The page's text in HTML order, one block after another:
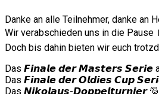
Danke an alle Teilnehmer, danke an
Wir verabschieden uns in die
Doch bis dahin bieten wir euch
Das 𝙁𝙞𝙣𝙖𝙡𝙚 𝙙𝙚𝙧 𝙈𝙖𝙨𝙩𝙚𝙧𝙨 𝙎𝙚𝙧𝙞𝙚
Das 𝙁𝙞𝙣𝙖𝙡𝙚 𝙙𝙚𝙧 𝙊𝙡𝙙𝙞𝙚𝙨 𝘾𝙪𝙥
Das 𝙉𝙞𝙠𝙤𝙡𝙖𝙪𝙨-𝘿𝙤𝙥𝙥𝙚𝙡𝙩𝙪𝙧𝙣𝙞𝙚𝙧